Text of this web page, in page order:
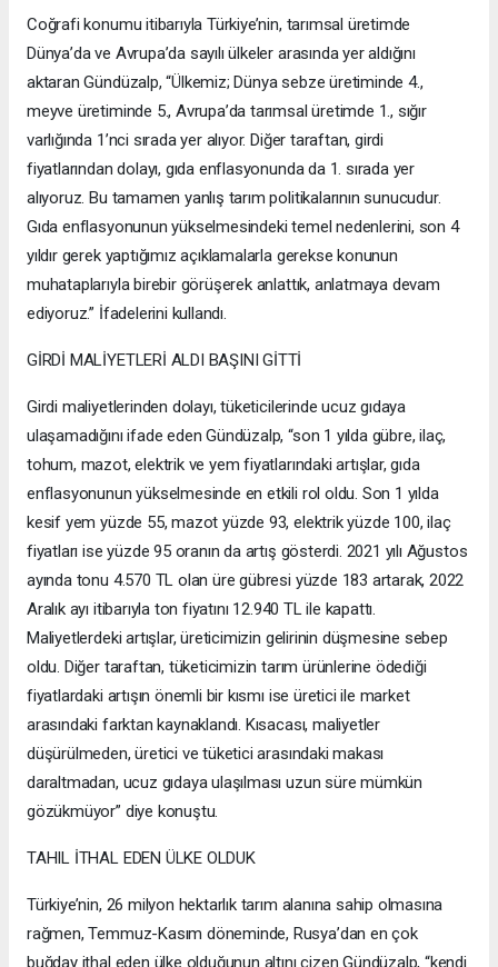
Coğrafi konumu itibarıyla Türkiye’nin, tarımsal üretimde
Dünya’da ve Avrupa’da sayılı ülkeler arasında yer aldığını
aktaran Gündüzalp, “Ülkemiz; Dünya sebze üretiminde 4.,
meyve üretiminde 5., Avrupa’da tarımsal üretimde 1., sığır
varlığında 1’nci sırada yer alıyor. Diğer taraftan, girdi
fiyatlarından dolayı, gıda enflasyonunda da 1. sırada yer
alıyoruz. Bu tamamen yanlış tarım politikalarının sunucudur.
Gıda enflasyonunun yükselmesindeki temel nedenlerini, son 4
yıldır gerek yaptığımız açıklamalarla gerekse konunun
muhataplarıyla birebir görüşerek anlattık, anlatmaya devam
ediyoruz.” İfadelerini kullandı.
GİRDİ MALİYETLERİ ALDI BAŞINI GİTTİ
Girdi maliyetlerinden dolayı, tüketicilerinde ucuz gıdaya
ulaşamadığını ifade eden Gündüzalp, “son 1 yılda gübre, ilaç,
tohum, mazot, elektrik ve yem fiyatlarındaki artışlar, gıda
enflasyonunun yükselmesinde en etkili rol oldu. Son 1 yılda
kesif yem yüzde 55, mazot yüzde 93, elektrik yüzde 100, ilaç
fiyatları ise yüzde 95 oranın da artış gösterdi. 2021 yılı Ağustos
ayında tonu 4.570 TL olan üre gübresi yüzde 183 artarak, 2022
Aralık ayı itibarıyla ton fiyatını 12.940 TL ile kapattı.
Maliyetlerdeki artışlar, üreticimizin gelirinin düşmesine sebep
oldu. Diğer taraftan, tüketicimizin tarım ürünlerine ödediği
fiyatlardaki artışın önemli bir kısmı ise üretici ile market
arasındaki farktan kaynaklandı. Kısacası, maliyetler
düşürülmeden, üretici ve tüketici arasındaki makası
daraltmadan, ucuz gıdaya ulaşılması uzun süre mümkün
gözükmüyor” diye konuştu.
TAHIL İTHAL EDEN ÜLKE OLDUK
Türkiye’nin, 26 milyon hektarlık tarım alanına sahip olmasına
rağmen, Temmuz-Kasım döneminde, Rusya’dan en çok
buğday ithal eden ülke olduğunun altını çizen Gündüzalp, “kendi